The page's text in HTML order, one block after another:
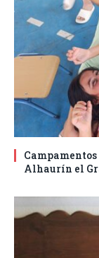
Alhaurín el